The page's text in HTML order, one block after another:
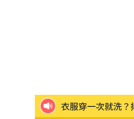
衣服穿一次就洗